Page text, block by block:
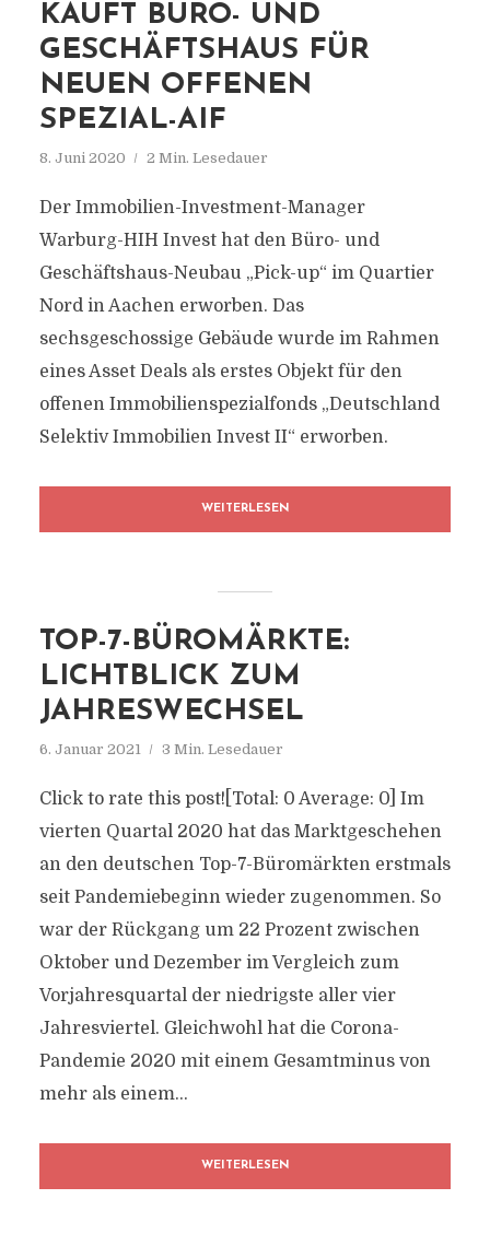
KAUFT BÜRO- UND
GESCHÄFTSHAUS FÜR
NEUEN OFFENEN
SPEZIAL-AIF
8. Juni 2020 2 Min. Lesedauer
Der Immobilien-Investment-Manager
Warburg-HIH Invest hat den Büro- und
Geschäftshaus-Neubau „Pick-up“ im Quartier
Nord in Aachen erworben. Das
sechsgeschossige Gebäude wurde im Rahmen
eines Asset Deals als erstes Objekt für den
offenen Immobilienspezialfonds „Deutschland
Selektiv Immobilien Invest II“ erworben.
WEITERLESEN
TOP-7-BÜROMÄRKTE:
LICHTBLICK ZUM
JAHRESWECHSEL
6. Januar 2021 3 Min. Lesedauer
Click to rate this post![Total: 0 Average: 0] Im
vierten Quartal 2020 hat das Marktgeschehen
an den deutschen Top-7-Büromärkten erstmals
seit Pandemiebeginn wieder zugenommen. So
war der Rückgang um 22 Prozent zwischen
Oktober und Dezember im Vergleich zum
Vorjahresquartal der niedrigste aller vier
Jahresviertel. Gleichwohl hat die Corona-
Pandemie 2020 mit einem Gesamtminus von
mehr als einem...
WEITERLESEN